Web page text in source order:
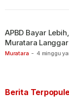
Muratara - 4 minggu
APBD Bayar
Muratara
Berita